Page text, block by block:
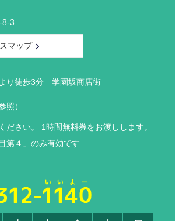
8-3
マップ
り徒歩3分 学園坂商店街
照）
ださい。 1時間無料券をお渡しします。
第４」のみ有効です